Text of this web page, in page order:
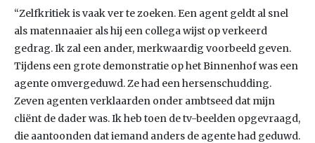
“Zelfkritiek is vaak ver te zoeken. Een agent geldt al snel
als matennaaier als hij een collega wijst op verkeerd
gedrag. Ik zal een ander, merkwaardig voorbeeld geven.
Tijdens een grote demonstratie op het Binnenhof was een
agente omvergeduwd. Ze had een hersenschudding.
Zeven agenten verklaarden onder ambtseed dat mijn
cliënt de dader was. Ik heb toen de tv-beelden opgevraagd,
die aantoonden dat iemand anders de agente had geduwd.